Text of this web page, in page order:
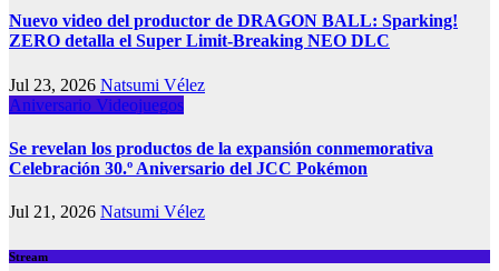
Nuevo video del productor de DRAGON BALL: Sparking!
ZERO detalla el Super Limit-Breaking NEO DLC
Jul 23, 2026 Natsumi Vélez
Aniversario Videojuegos
Se revelan los productos de la expansión conmemorativa
Celebración 30.º Aniversario del JCC Pokémon
Jul 21, 2026 Natsumi Vélez
Stream